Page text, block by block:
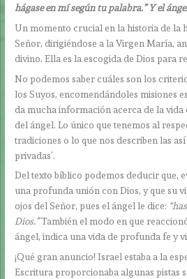
hágase en mí según tu palabra.” Y el
Un momento crucial en la historia de la
Señor, dirigiéndose a la Virgen María,
divino. Ella es la escogida de Dios para
No podemos saber cuáles son los
los Suyos, encomendándoles misiones
da mucha información acerca de la vida
del ángel. Lo único que tenemos al
tradiciones o lo que nos describen las
privadas’.
Del texto bíblico podemos deducir que,
una profunda unión con Dios, y que su
ojos del Señor, pues el ángel le dice:
Dios.”También el modo en que
ángel, indica una vida de profunda fe y
¡Qué gran anuncio! Israel estaba a la
Escritura proporcionaba algunas pistas